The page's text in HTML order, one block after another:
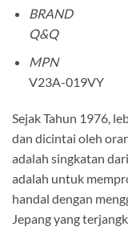
BRAND
Q&Q
MPN
V23A-019VY
Sejak Tahun 1976,
dan dicintai oleh
adalah singkatan
adalah untuk
handal dengan
Jepang yang